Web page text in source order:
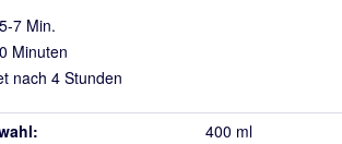
7 Min.
Minuten
nach 4 Stunden
400 ml